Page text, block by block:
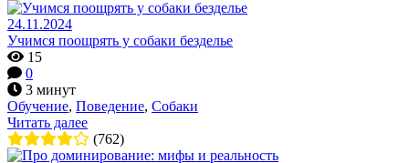
24.11.2024
Учимся поощрять у собаки безделье
15
0
3 минут
Обучение, Поведение, Собаки
Читать далее
(762)